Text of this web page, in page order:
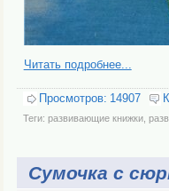
Читать подробнее...
Просмотров: 14907
Теги: развивающие книжки,
Сумочка с